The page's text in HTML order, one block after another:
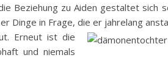
Beziehung zu Aiden gestaltet sich
Dinge in Frage, die er jahrelang
Erneut ist die
und niemals